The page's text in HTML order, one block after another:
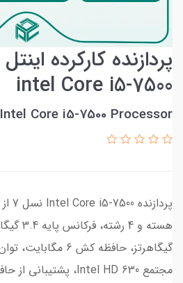
intel Core i5-7500
Intel Core i5-7500 Processor